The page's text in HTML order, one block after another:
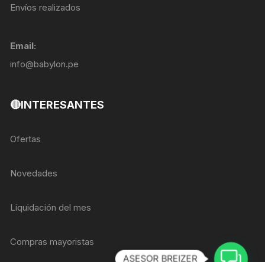
Envíos realizados
Email:
info@babylon.pe
🔴INTERESANTES
Ofertas
Novedades
Liquidación del mes
Compras mayoristas
ASESOR BREIZER